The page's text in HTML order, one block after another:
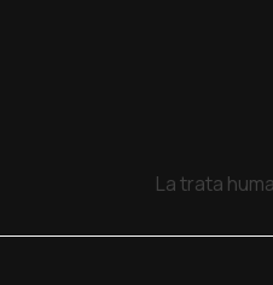
La trata